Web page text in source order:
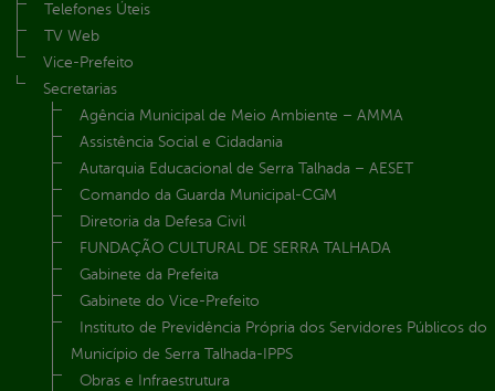
Telefones Úteis
TV Web
Vice-Prefeito
Secretarias
Agência Municipal de Meio Ambiente – AMMA
Assistência Social e Cidadania
Autarquia Educacional de Serra Talhada – AESET
Comando da Guarda Municipal-CGM
Diretoria da Defesa Civil
FUNDAÇÃO CULTURAL DE SERRA TALHADA
Gabinete da Prefeita
Gabinete do Vice-Prefeito
Instituto de Previdência Própria dos Servidores Públicos do
Município de Serra Talhada-IPPS
Obras e Infraestrutura